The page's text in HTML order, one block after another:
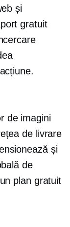
și
gratuit
de imagini
de livrare
și
de
plan gratuit